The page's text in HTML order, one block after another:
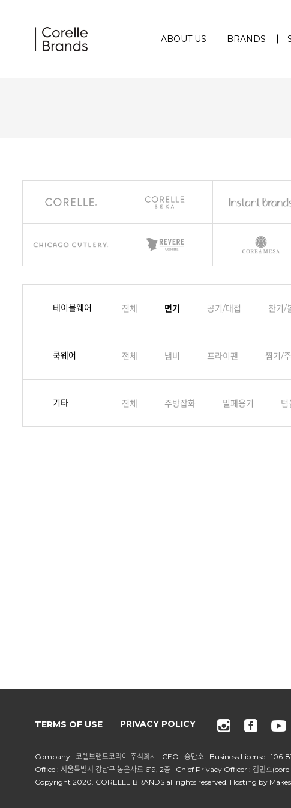
ABOUT US BRANDS
테이블웨어 전체 면기 공기/대접 찬기/
쿡웨어 전체 냄비 프라이팬 찜기/
기타 전체 주방잡화 밀폐용기 텀
TERMS OF USE PRIVACY POLICY
Company : 코렐브랜드코리아 주식회사 CEO : 승만호 Business License :
Office : 서울특별시 강남구 봉은사로 619, 2층 Chief Privacy Officer : 김민호
Copyright 2020. CORELLE BRANDS all rights reserved. Hosting by